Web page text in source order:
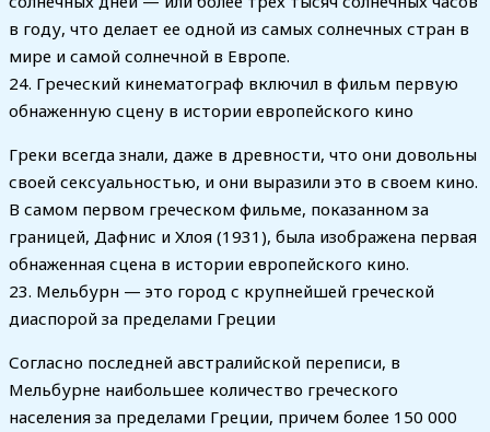
в году, что делает ее одной из самых солнечных стран в
мире и самой солнечной в Европе.
24. Греческий кинематограф включил в фильм первую
обнаженную сцену в истории европейского кино
Греки всегда знали, даже в древности, что они довольны
своей сексуальностью, и они выразили это в своем кино.
В самом первом греческом фильме, показанном за
границей, Дафнис и Хлоя (1931), была изображена первая
обнаженная сцена в истории европейского кино.
23. Мельбурн — это город с крупнейшей греческой
диаспорой за пределами Греции
Согласно последней австралийской переписи, в
Мельбурне наибольшее количество греческого
населения за пределами Греции, причем более 150 000